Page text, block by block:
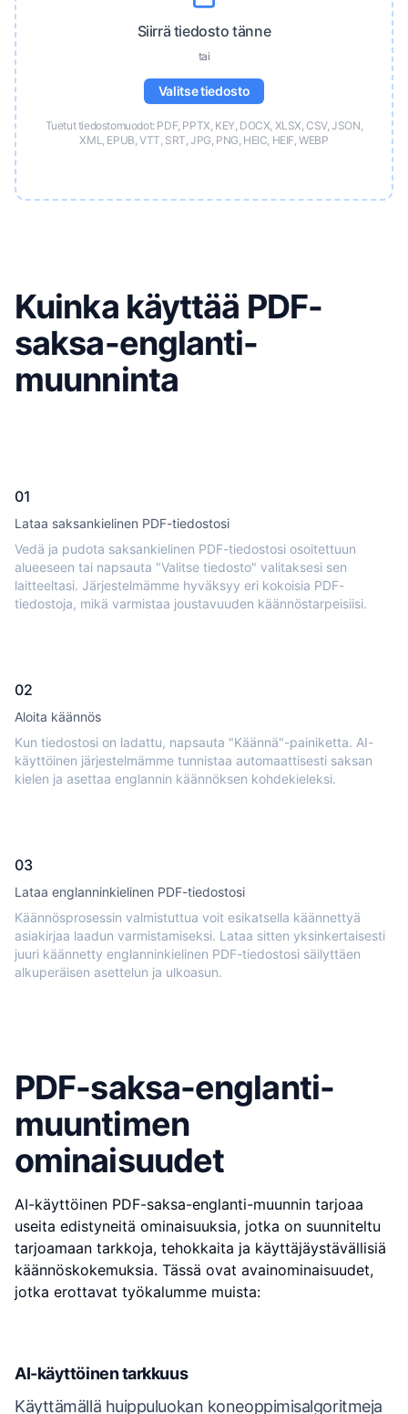
Siirrä tiedosto tänne
tai
Valitse tiedosto
Tuetut tiedostomuodot: PDF, PPTX, KEY, DOCX, XLSX, CSV, JSON,
XML, EPUB, VTT, SRT, JPG, PNG, HEIC, HEIF, WEBP
Kuinka käyttää PDF-
saksa-englanti-
muunninta
01
Lataa saksankielinen PDF-tiedostosi
Vedä ja pudota saksankielinen PDF-tiedostosi osoitettuun
alueeseen tai napsauta "Valitse tiedosto" valitaksesi sen
laitteeltasi. Järjestelmämme hyväksyy eri kokoisia PDF-
tiedostoja, mikä varmistaa joustavuuden käännöstarpeisiisi.
02
Aloita käännös
Kun tiedostosi on ladattu, napsauta "Käännä"-painiketta. AI-
käyttöinen järjestelmämme tunnistaa automaattisesti saksan
kielen ja asettaa englannin käännöksen kohdekieleksi.
03
Lataa englanninkielinen PDF-tiedostosi
Käännösprosessin valmistuttua voit esikatsella käännettyä
asiakirjaa laadun varmistamiseksi. Lataa sitten yksinkertaisesti
juuri käännetty englanninkielinen PDF-tiedostosi säilyttäen
alkuperäisen asettelun ja ulkoasun.
PDF-saksa-englanti-
muuntimen
ominaisuudet
AI-käyttöinen PDF-saksa-englanti-muunnin tarjoaa
useita edistyneitä ominaisuuksia, jotka on suunniteltu
tarjoamaan tarkkoja, tehokkaita ja käyttäjäystävällisiä
käännöskokemuksia. Tässä ovat avainominaisuudet,
jotka erottavat työkalumme muista:
AI-käyttöinen tarkkuus
Käyttämällä huippuluokan koneoppimisalgoritmeja